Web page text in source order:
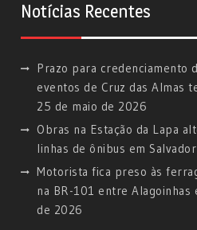
Notícias Recentes
Prazo para credenciamento
eventos de Cruz das Almas
25 de maio de 2026
Obras na Estação da Lapa
linhas de ônibus em Salvador
Motorista fica preso às
na BR-101 entre Alagoinhas
de 2026